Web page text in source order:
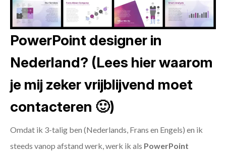
PowerPoint designer in
Nederland? (Lees hier waarom
je mij zeker vrijblijvend moet
contacteren 🙂)
Omdat ik 3-talig ben (Nederlands, Frans en Engels) en ik
steeds vanop afstand werk, werk ik als PowerPoint